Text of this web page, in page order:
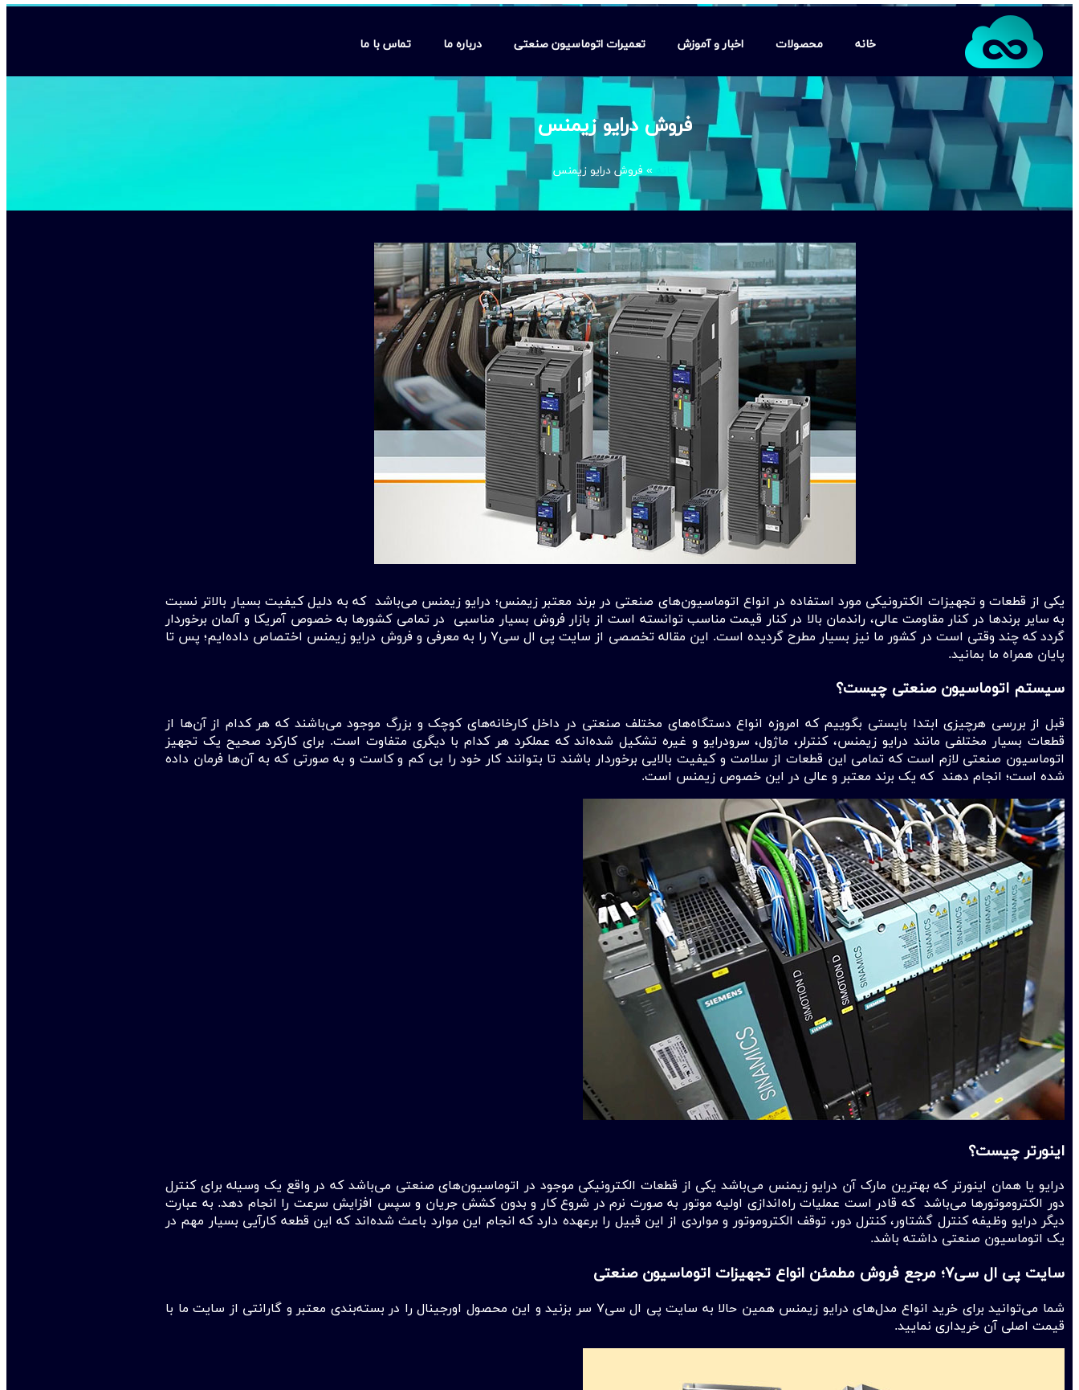
خانه محصولات اخبار و آموزش تعمیرات اتوماسیون صنعتی درباره ما تماس با ما
فروش درایو زیمنس
» فروش درایو زیمنس
یکی از قطعات و تجهیزات الکترونیکی مورد استفاده در انواع اتوماسیون‌های صنعتی در برند معتبر زیمنس؛ درایو زیمنس می‌باشد که به دلیل کیفیت بسیار بالاتر نسبت
به سایر برند‌ها در کنار مقاومت عالی، راندمان بالا در کنار قیمت مناسب توانسته است از بازار فروش بسیار مناسبی در تمامی کشور‌ها به خصوص آمریکا و آلمان برخوردار
گردد که چند وقتی است در کشور ما نیز بسیار مطرح گردیده است. این مقاله تخصصی از سایت پی ال سی۷ را به معرفی و فروش درایو زیمنس اختصاص داده‌ایم؛ پس تا
پایان همراه ما بمانید.
سیستم اتوماسیون صنعتی چیست؟
قبل از بررسی هرچیزی ابتدا بایستی بگوییم که امروزه انواع دستگاه‌های مختلف صنعتی در داخل کارخانه‌های کوچک و بزرگ موجود می‌باشند که هر کدام از آن‌ها از
قطعات بسیار مختلفی مانند درایو زیمنس، کنترلر، ماژول، سرو‌درایو و غیره تشکیل شده‌اند که عملکرد هر کدام با دیگری متفاوت است. برای کارکرد صحیح یک تجهیز
اتوماسیون صنعتی لازم است که تمامی این قطعات از سلامت و کیفیت بالایی برخوردار باشند تا بتوانند کار خود را بی کم و کاست و به صورتی که به آن‌ها فرمان داده
شده است؛ انجام دهند که یک برند معتبر و عالی در این خصوص زیمنس است.
اینورتر چیست؟
درایو یا همان اینورتر که بهترین مارک آن درایو زیمنس می‌باشد یکی از قطعات الکترونیکی موجود در اتوماسیون‌های صنعتی می‌باشد که در واقع یک وسیله برای کنترل
دور الکترو‌موتور‌ها می‌باشد که قادر است عملیات راه‌اندازی اولیه موتور به صورت نرم در شروع کار و بدون کشش جریان و سپس افزایش سرعت را انجام دهد. به عبارت
دیگر درایو وظیفه کنترل گشتاور، کنترل دور، توقف الکتروموتور و مواردی از این قبیل را برعهده دارد که انجام این موارد باعث شده‌اند که این قطعه کارآیی بسیار مهم در
یک اتوماسیون صنعتی داشته باشد.
سایت پی ال سی۷؛ مرجع فروش مطمئن انواع تجهیزات اتوماسیون صنعتی
شما می‌توانید برای خرید انواع مدل‌های درایو زیمنس همین حالا به سایت پی ال سی۷ سر بزنید و این محصول اورجینال را در بسته‌بندی معتبر و گارانتی از سایت ما با
قیمت اصلی آن خریداری نمایید.